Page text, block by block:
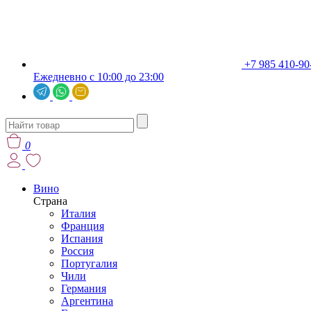
+7 985 410-
Ежедневно с 10:00 до 23:00
0
Вино
Страна
Италия
Франция
Испания
Россия
Португалия
Чили
Германия
Аргентина